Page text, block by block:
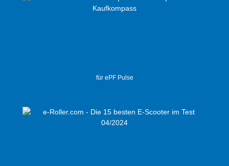
für ePF Pulse